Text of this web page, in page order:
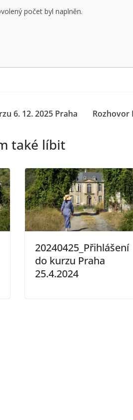
počet byl naplněn.
6. 12. 2025 Praha Rozhovor
také líbit
20240425_Přihlášení
do kurzu Praha
25.4.2024